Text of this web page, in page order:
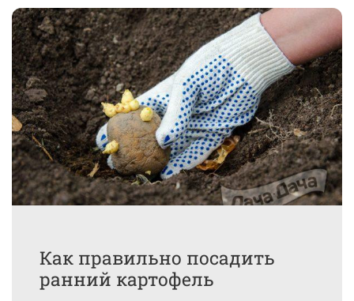
Как правильно посадить
ранний картофель